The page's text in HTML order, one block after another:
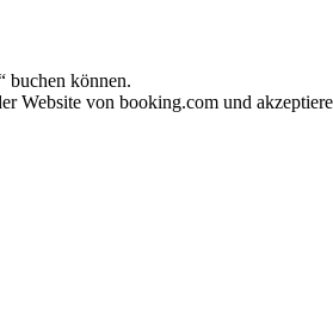
buchen können.
von booking.com und